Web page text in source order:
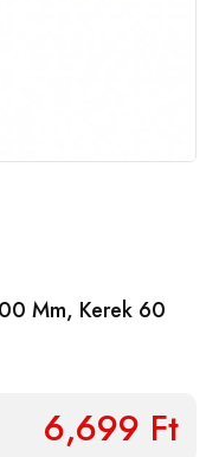
Mm, Kerek 60
6,699 Ft